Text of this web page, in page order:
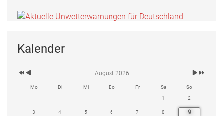
Kalender
August 2026
Mo Di Mi Do Fr Sa
So
1
2
3 4 5 6 7 8 9